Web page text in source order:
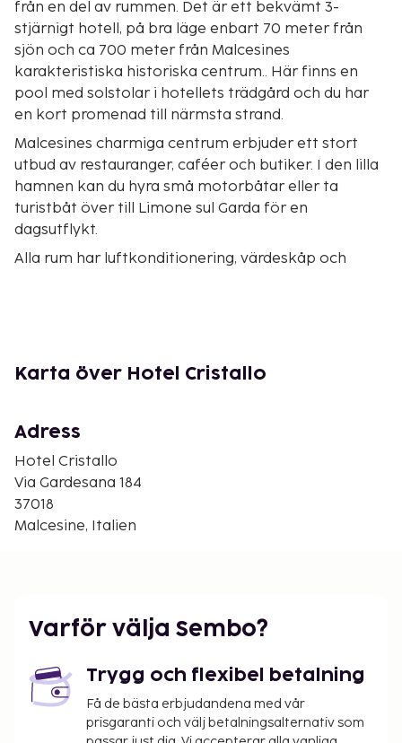
från en del av rummen. Det är ett bekvämt 3-
stjärnigt hotell, på bra läge enbart 70 meter från
sjön och ca 700 meter från Malcesines
karakteristiska historiska centrum.. Här finns en
pool med solstolar i hotellets trädgård och du har
en kort promenad till närmsta strand.
Malcesines charmiga centrum erbjuder ett stort
utbud av restauranger, caféer och butiker. I den lilla
hamnen kan du hyra små motorbåtar eller ta
turistbåt över till Limone sul Garda för en
dagsutflykt.
Alla rum har luftkonditionering, värdeskåp och
underhållning, evenemang, utflykter och shower i
Så här bor du
Luftkonditionering, kassafack (€ 1,60/dag), sat-tv,
telefon, Internet, minibar, hårtork, bad/dusch och
wc.
(mot avgift), bar, parkering.
Barnsäng förbokas, gratis.
Annat
Karta över Hotel Cristallo
Adress
Hotel Cristallo
Via Gardesana 184
37018
Malcesine, Italien
Varför välja Sembo?
Trygg och flexibel betalning
Få de bästa erbjudandena med vår
prisgaranti och välj betalningsalternativ som